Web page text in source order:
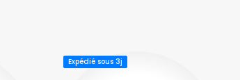
Expédié sous 3j